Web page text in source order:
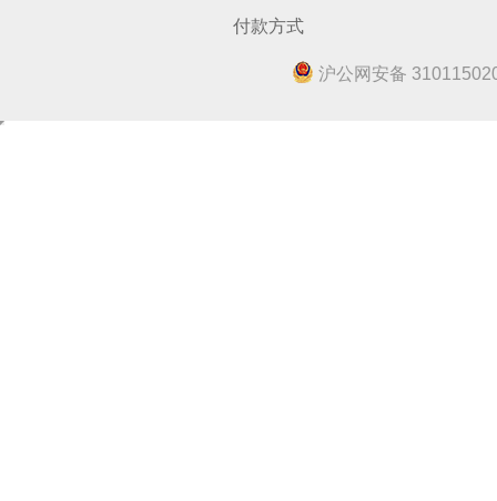
付款方式
沪公网安备